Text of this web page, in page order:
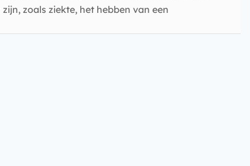
zoals ziekte, het hebben van een